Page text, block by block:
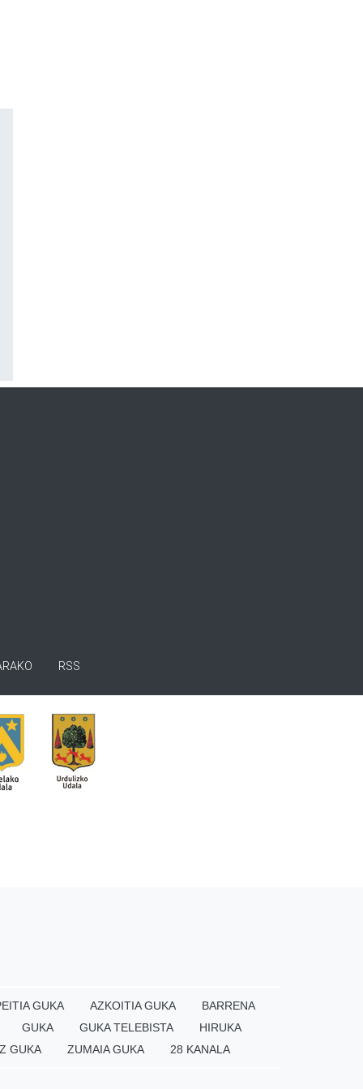
RSS
GUKA AZKOITIA GUKA
BARRENA
GUKA
GUKA TELEBISTA
HIRUKA
GUKA
ZUMAIA GUKA 28 KANALA